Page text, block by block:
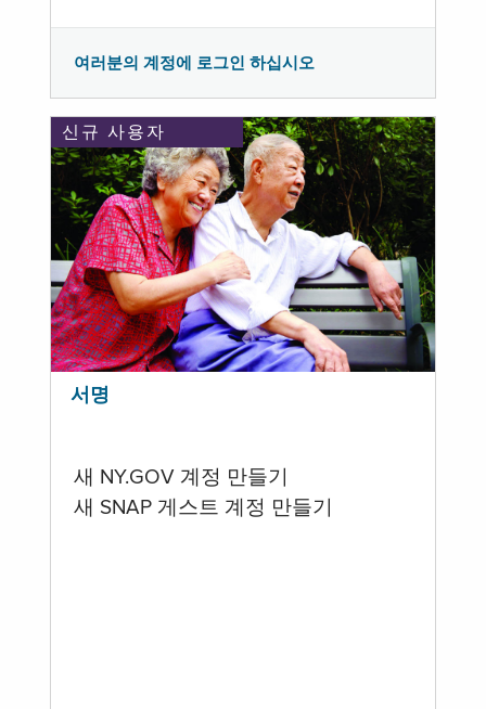
여러분의 계정에 로그인 하십시오
신규 사용자
서명
새 NY.GOV 계정 만들기
새 SNAP 게스트 계정 만들기